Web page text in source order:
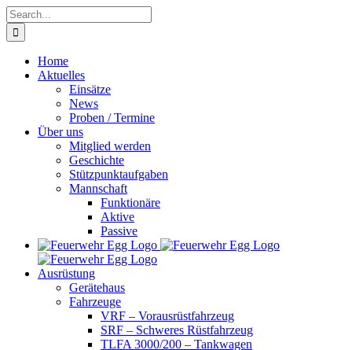
Skip
to
content
Search
for:
Home
Aktuelles
Einsätze
News
Proben / Termine
Über uns
Mitglied werden
Geschichte
Stützpunktaufgaben
Mannschaft
Funktionäre
Aktive
Passive
Ausrüstung
Gerätehaus
Fahrzeuge
VRF – Vorausrüstfahrzeug
SRF – Schweres Rüstfahrzeug
TLFA 3000/200 – Tankwagen